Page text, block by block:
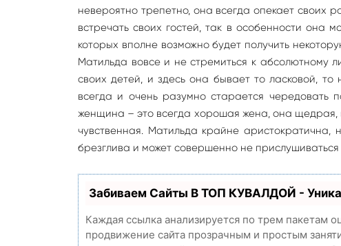
невероятно трепетно, она всегда опекает своих
встречать своих гостей, так в особенности она
которых вполне возможно будет получить
Матильда вовсе и не стремиться к абсолютному
своих детей, и здесь она бывает то ласковой,
всегда и очень разумно старается чередовать
женщина – это всегда хорошая жена, она щедрая,
чувственная. Матильда крайне
брезглива и может совершенно не
Забиваем Сайты В ТОП КУВАЛДОЙ -
Каждая ссылка анализируется по трем пакетам
продвижение сайта прозрачным и простым